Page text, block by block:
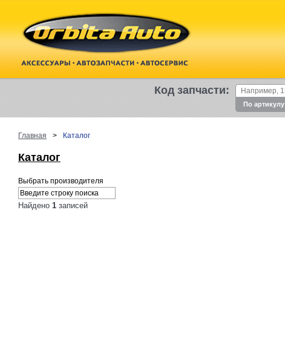
Код запчасти:
По артикулу
Главная > Каталог
Каталог
Выбрать производителя
Найдено 1 записей